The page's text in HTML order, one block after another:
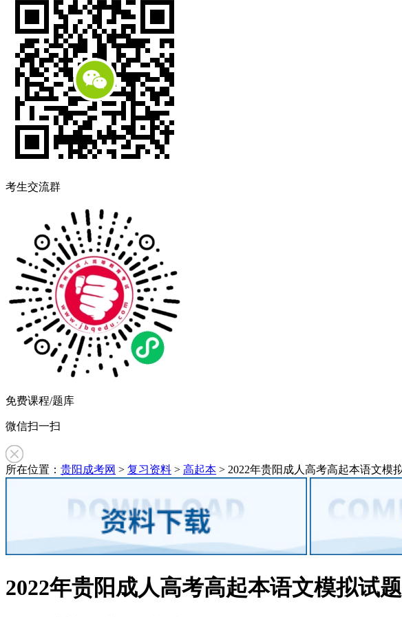
考生交流群
免费课程/题库
微信扫一扫
所在位置： 贵阳成考网 > 复习资料 > 高起本 > 2022年贵阳成人高考高起本语文模
2022年贵阳成人高考高起本语文模拟试